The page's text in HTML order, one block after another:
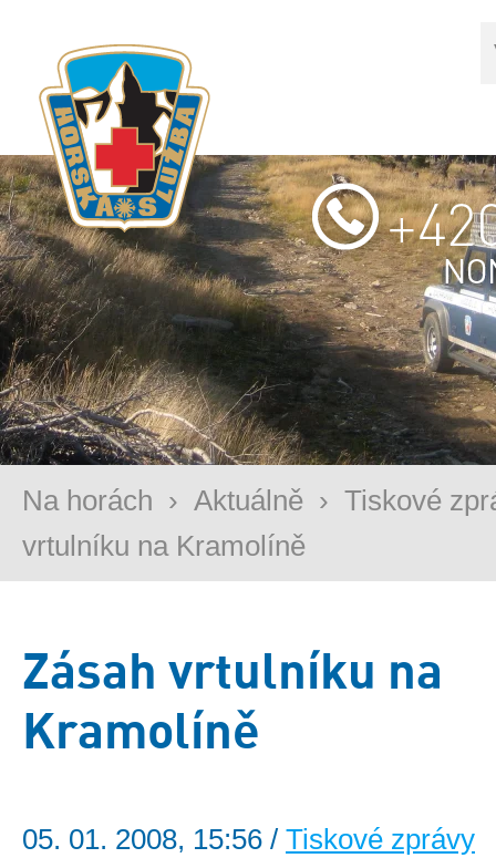
Na horách › Aktuálně › Tiskové
vrtulníku na Kramolíně
Zásah vrtulníku na
Kramolíně
05. 01. 2008, 15:56 / Tiskové zprávy